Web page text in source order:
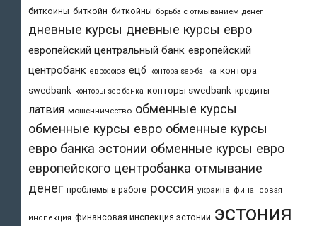
биткоины биткойн биткойны борьба с отмыванием денег
дневные курсы дневные курсы евро
европейский центральный банк европейский
центробанк евросоюз ецб контора seb-банка контора
swedbank конторы seb банка конторы swedbank кредиты
латвия мошенничество обменные курсы
обменные курсы евро обменные курсы
евро банка эстонии обменные курсы евро
европейского центробанка отмывание
денег проблемы в работе россия украина финансовая
инспекция финансовая инспекция эстонии эстония